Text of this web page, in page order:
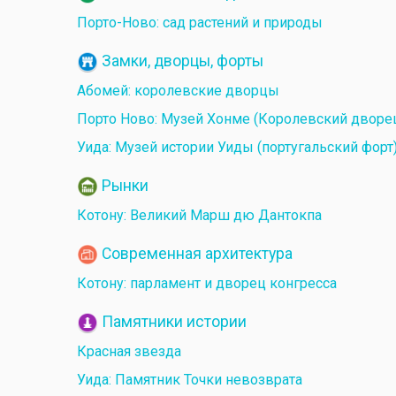
Порто-Ново: сад растений и природы
Замки, дворцы, форты
Абомей: королевские дворцы
Порто Ново: Музей Хонме (Королевский
Уида: Музей истории Уиды (португальский
Рынки
Котону: Великий Марш дю Дантокпа
Современная архитектура
Котону: парламент и дворец конгресса
Памятники истории
Красная звезда
Уида: Памятник Точки невозврата